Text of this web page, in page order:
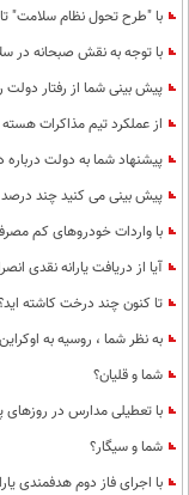
با "طرح تحول نظام سلامت"‌
با توجه به نقش صبحانه در
پیش بینی شما از رفتار دولت
از عملکرد تیم مذاکرات
پیشنهاد شما به دولت درباره
پیش بینی می کنید چند درصد
با واردات خودروهای کم
آیا از دریافت یارانه نقدی
تا کنون چند درخت کاشته
به نظر شما ، روسیه به
شما و قلیان؟
با تعطیلی مدارس در روزهای
شما و سیگار؟
با اجرای فاز دوم هدفمندی